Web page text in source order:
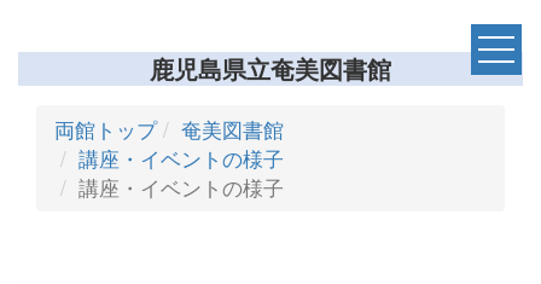
鹿児島県立奄美図書館
両館トップ
奄美図書館
講座・イベントの様子
講座・イベントの様子